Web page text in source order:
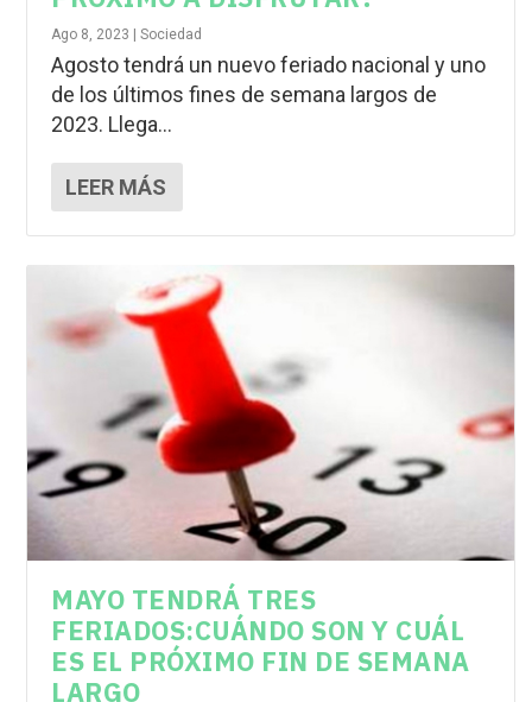
Ago 8, 2023 |Sociedad
Agosto tendrá un nuevo feriado nacional y uno
de los últimos fines de semana largos de
2023. Llega...
LEER MÁS
MAYO TENDRÁ TRES
FERIADOS:CUÁNDO SON Y CUÁL
ES EL PRÓXIMO FIN DE SEMANA
LARGO